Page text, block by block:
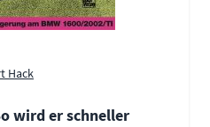
Hack
wird er schneller